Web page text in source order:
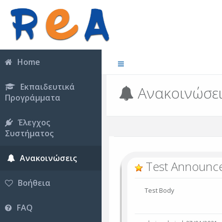
Home
Εκπαιδευτικά
Προγράμματα
Έλεγχος
Συστήματος
Ανακοινώσεις
Βοήθεια
FAQ
Test
Test Body